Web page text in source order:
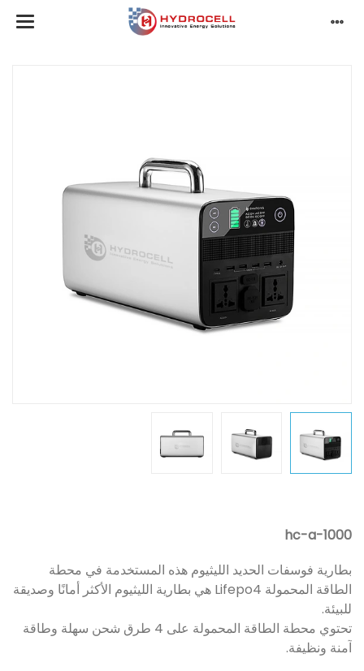
hc-a-1000
بطارية فوسفات الحديد الليثيوم هذه المستخدمة في محطة
الطاقة المحمولة Lifepo4 هي بطارية الليثيوم الأكثر أمانًا وصديقة
للبيئة.
تحتوي محطة الطاقة المحمولة على 4 طرق شحن سهلة وطاقة
آمنة ونظيفة.